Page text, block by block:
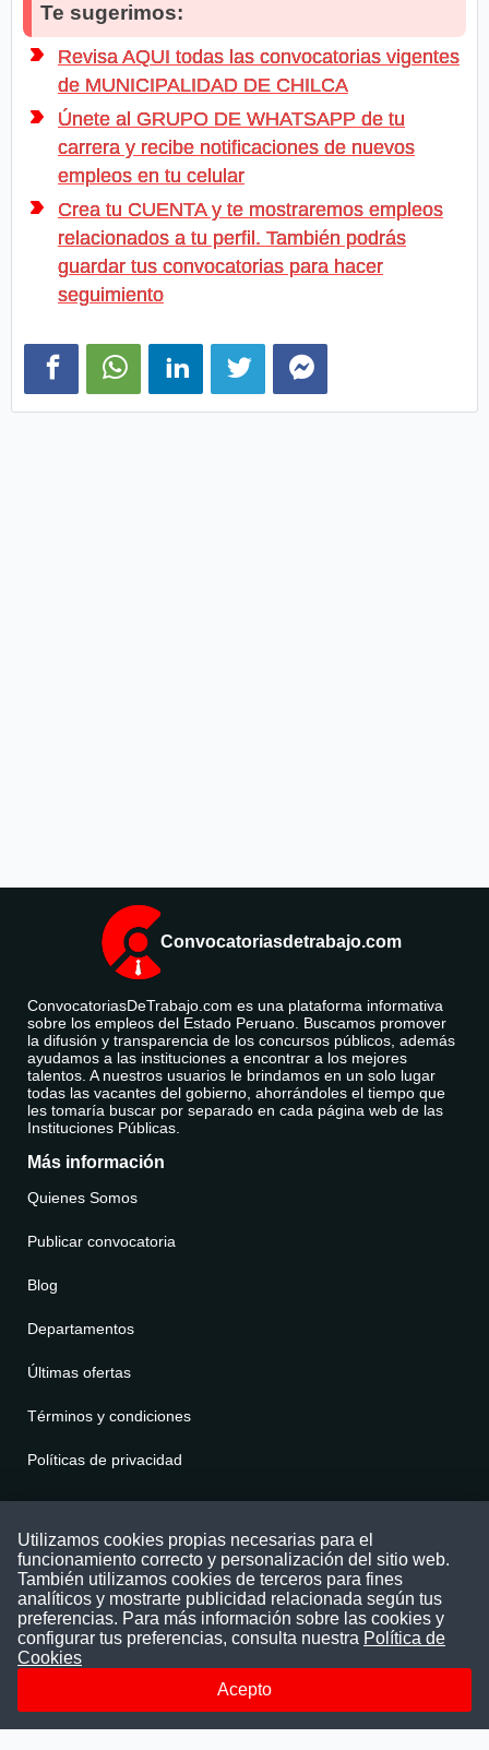
Te sugerimos:
Revisa AQUI todas las convocatorias vigentes
de MUNICIPALIDAD DE CHILCA
Únete al GRUPO DE WHATSAPP de tu
carrera y recibe notificaciones de nuevos
empleos en tu celular
Crea tu CUENTA y te mostraremos empleos
relacionados a tu perfil. También podrás
guardar tus convocatorias para hacer
seguimiento
Convocatoriasdetrabajo.com
ConvocatoriasDeTrabajo.com es una plataforma informativa
sobre los empleos del Estado Peruano. Buscamos promover
la difusión y transparencia de los concursos públicos, además
ayudamos a las instituciones a encontrar a los mejores
talentos. A nuestros usuarios le brindamos en un solo lugar
todas las vacantes del gobierno, ahorrándoles el tiempo que
les tomaría buscar por separado en cada página web de las
Instituciones Públicas.
Más información
Quienes Somos
Publicar convocatoria
Blog
Departamentos
Últimas ofertas
Términos y condiciones
Políticas de privacidad
Puede comunicarse con nosotros a través
nuestras redes sociales o del correo:
contacto@convocatoriasdetrabajo.com
Siguenos en:
Utilizamos cookies propias necesarias para el
funcionamiento correcto y personalización del sitio web.
También utilizamos cookies de terceros para fines
analíticos y mostrarte publicidad relacionada según tus
preferencias. Para más información sobre las cookies y
configurar tus preferencias, consulta nuestra Política de
Cookies
Acepto